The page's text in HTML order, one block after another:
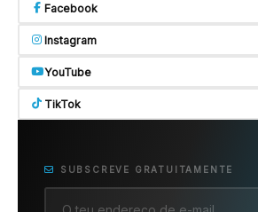
Facebook
Instagram
YouTube
TikTok
SUBSCREVE GRATUITAMENTE